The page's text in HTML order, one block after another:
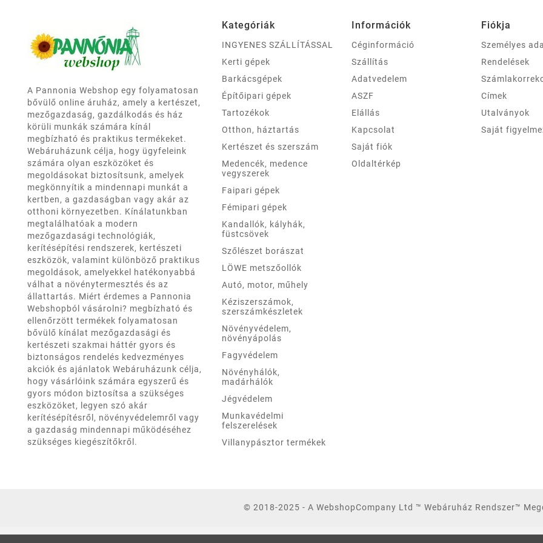
A Pannonia Webshop egy folyamatosan
bővülő online áruház, amely a kertészet,
mezőgazdaság, gazdálkodás és ház
körüli munkák számára kínál
megbízható és praktikus termékeket.
Webáruházunk célja, hogy ügyfeleink
számára olyan eszközöket és
megoldásokat biztosítsunk, amelyek
megkönnyítik a mindennapi munkát a
kertben, a gazdaságban vagy akár az
otthoni környezetben. Kínálatunkban
megtalálhatóak a modern
mezőgazdasági technológiák,
kerítésépítési rendszerek, kertészeti
eszközök, valamint különböző praktikus
megoldások, amelyekkel hatékonyabbá
válhat a növénytermesztés és az
állattartás. Miért érdemes a Pannonia
Webshopból vásárolni? megbízható és
ellenőrzött termékek folyamatosan
bővülő kínálat mezőgazdasági és
kertészeti szakmai háttér gyors és
biztonságos rendelés kedvezményes
akciók és ajánlatok Webáruházunk célja,
hogy vásárlóink számára egyszerű és
gyors módon biztosítsa a szükséges
eszközöket, legyen szó akár
kerítésépítésről, növényvédelemről vagy
a gazdaság mindennapi működéséhez
szükséges kiegészítőkről.
Kategóriák
INGYENES SZÁLLÍTÁSSAL
Kerti gépek
Barkácsgépek
Építőipari gépek
Tartozékok
Otthon, háztartás
Kertészet és szerszám
Medencék, medence
vegyszerek
Faipari gépek
Fémipari gépek
Kandallók, kályhák,
füstcsövek
Szőlészet borászat
LÖWE metszőollók
Autó, motor, műhely
Kéziszerszámok,
szerszámkészletek
Növényvédelem,
növényápolás
Fagyvédelem
Növényhálók,
madárhálók
Jégvédelem
Munkavédelmi
felszerelések
Villanypásztor termékek
Információk
Céginformáció
Szállítás
Adatvedelem
ASZF
Elállás
Kapcsolat
Saját fiók
Oldaltérkép
Fiókja
Személyes
Rendelések
Címek
Utalványok
Saját
© 2018-2025 - A WebshopCompany Ltd ™ Webáruház Rendszer™